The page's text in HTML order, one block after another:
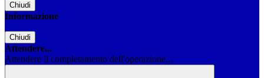
Chiudi
Informazione
Chiudi
Attendere...
Attendere il completamento dell'operazione...